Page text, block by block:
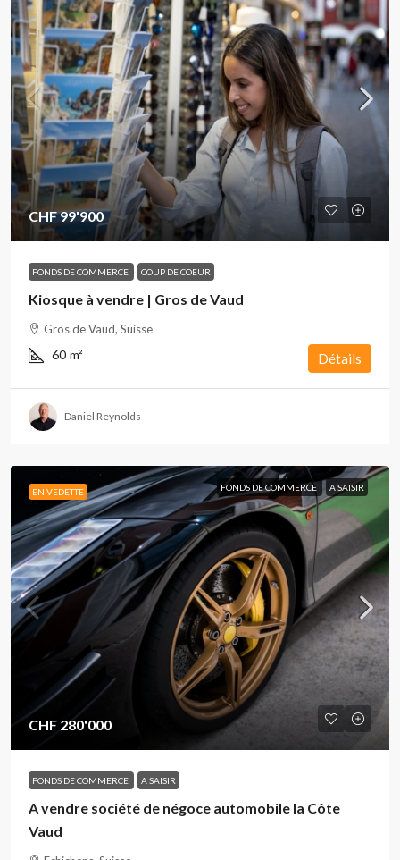
CHF 99'900
FONDS DE COMMERCE COUP DE COEUR
Kiosque à vendre | Gros de Vaud
Gros de Vaud, Suisse
60 m² Détails
Daniel Reynolds
EN VEDETTE FONDS DE COMMERCE A SAISIR
CHF 280'000
FONDS DE COMMERCE A SAISIR
A vendre société de négoce automobile la Côte
Vaud